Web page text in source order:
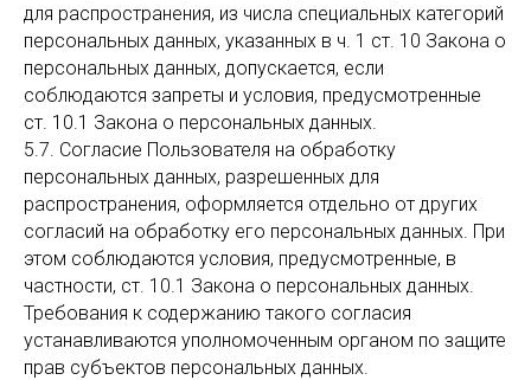
для распространения, из числа специальных категорий
персональных данных, указанных в ч. 1 ст. 10 Закона о
персональных данных, допускается, если
соблюдаются запреты и условия, предусмотренные
ст. 10.1 Закона о персональных данных.
5.7. Согласие Пользователя на обработку
персональных данных, разрешенных для
распространения, оформляется отдельно от других
согласий на обработку его персональных данных. При
этом соблюдаются условия, предусмотренные, в
частности, ст. 10.1 Закона о персональных данных.
Требования к содержанию такого согласия
устанавливаются уполномоченным органом по защите
прав субъектов персональных данных.